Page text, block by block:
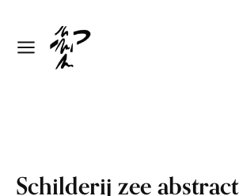
Schilderij zee abstract